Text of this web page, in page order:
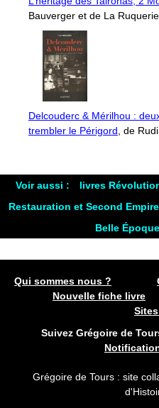
Bauverger et de La Ruquerie
Delcouderc & Mérilhou :
trembler le Périgord , de
Voir aussi : livres
Restauration et Second
Belle
Qui sommes nous ?
Nouvelle fiche livre
Suivez Grégoire de
Grégoire de Tours : site